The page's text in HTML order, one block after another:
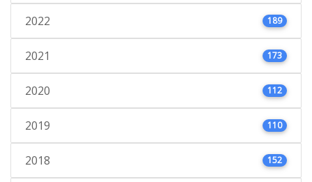
2022 189
2021 173
2020 112
2019 110
2018 152